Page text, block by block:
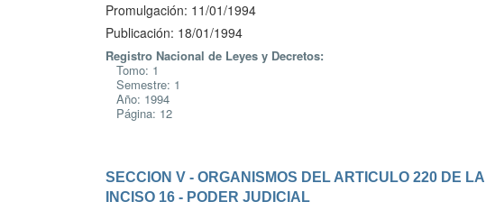
Promulgación: 11/01/1994
Publicación: 18/01/1994
Registro Nacional de Leyes y Decretos:
Tomo: 1
Semestre: 1
Año: 1994
Página: 12
SECCION V - ORGANISMOS DEL ARTICULO 220 DE
INCISO 16 - PODER JUDICIAL